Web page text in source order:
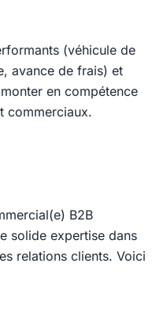
(véhicule de
avance de frais) et
en compétence
commerciaux.
B2B
solide expertise dans
relations clients. Voici